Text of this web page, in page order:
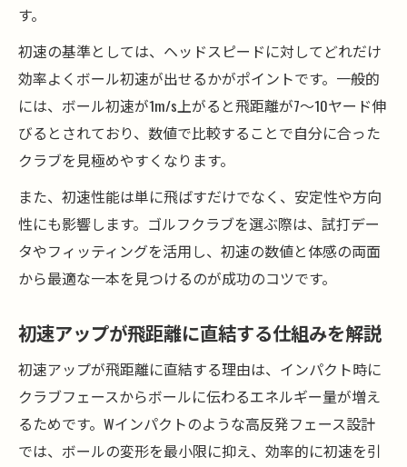
介
初速性能を基準としたゴルフクラブ選定法
す。
初速の基準としては、ヘッドスピードに対してどれだけ
効率よくボール初速が出せるかがポイントです。一般的
には、ボール初速が1m/s上がると飛距離が7～10ヤード伸
びるとされており、数値で比較することで自分に合った
クラブを見極めやすくなります。
また、初速性能は単に飛ばすだけでなく、安定性や方向
性にも影響します。ゴルフクラブを選ぶ際は、試打デー
タやフィッティングを活用し、初速の数値と体感の両面
から最適な一本を見つけるのが成功のコツです。
初速アップが飛距離に直結する仕組みを解説
初速アップが飛距離に直結する理由は、インパクト時に
クラブフェースからボールに伝わるエネルギー量が増え
るためです。Wインパクトのような高反発フェース設計
では、ボールの変形を最小限に抑え、効率的に初速を引